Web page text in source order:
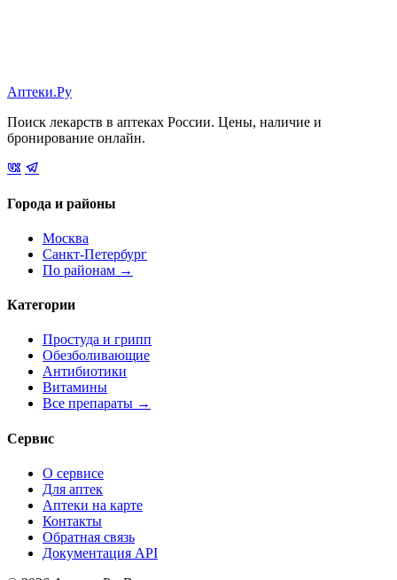
Аптеки.Ру
Поиск лекарств в аптеках России. Цены, наличие и
бронирование онлайн.
Города и районы
Москва
Санкт-Петербург
По районам →
Категории
Простуда и грипп
Обезболивающие
Антибиотики
Витамины
Все препараты →
Сервис
О сервисе
Для аптек
Аптеки на карте
Контакты
Обратная связь
Документация API